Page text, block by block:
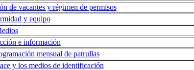
de vacantes y régimen de permisos
y equipo
e información
mensual de patrullas
y los medios de identificación